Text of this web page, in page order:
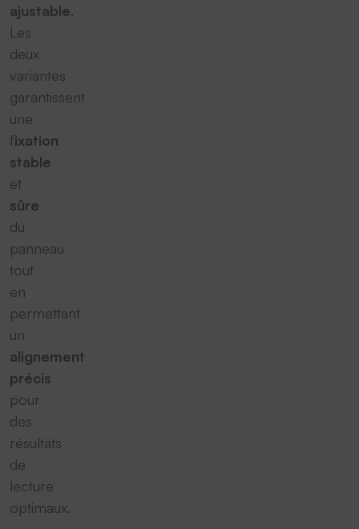
ajustable.
Les
deux
variantes
garantissent
une
fixation
stable
et
sûre
du
panneau
tout
en
permettant
un
alignement
précis
pour
des
résultats
de
lecture
optimaux.